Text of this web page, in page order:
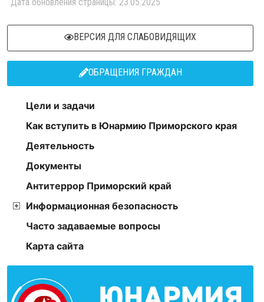
ВЕРСИЯ ДЛЯ СЛАБОВИДЯЩИХ
ОБРАЩЕНИЯ ГРАЖДАН
Цели и задачи
Как вступить в Юнармию Приморского края
Деятельность
Документы
Антитеррор Приморский край
Информационная безопасность
Часто задаваемые вопросы
Карта сайта